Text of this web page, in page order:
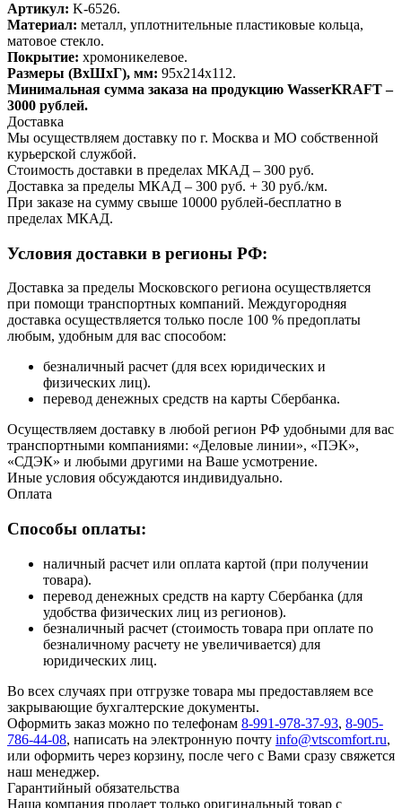
Артикул: K-6526.
Материал: металл, уплотнительные пластиковые кольца,
матовое стекло.
Покрытие: хромоникелевое.
Размеры (ВхШхГ), мм: 95х214х112.
Минимальная сумма заказа на продукцию WasserKRAFT –
3000 рублей.
Доставка
Мы осуществляем доставку по г. Москва и МО собственной
курьерской службой.
Стоимость доставки в пределах МКАД – 300 руб.
Доставка за пределы МКАД – 300 руб. + 30 руб./км.
При заказе на сумму свыше 10000 рублей-бесплатно в
пределах МКАД.
Условия доставки в регионы РФ:
Доставка за пределы Московского региона осуществляется
при помощи транспортных компаний. Междугородняя
доставка осуществляется только после 100 % предоплаты
любым, удобным для вас способом:
безналичный расчет (для всех юридических и
физических лиц).
перевод денежных средств на карты Сбербанка.
Осуществляем доставку в любой регион РФ удобными для вас
транспортными компаниями: «Деловые линии», «ПЭК»,
«СДЭК» и любыми другими на Ваше усмотрение.
Иные условия обсуждаются индивидуально.
Оплата
Способы оплаты:
наличный расчет или оплата картой (при получении
товара).
перевод денежных средств на карту Сбербанка (для
удобства физических лиц из регионов).
безналичный расчет (стоимость товара при оплате по
безналичному расчету не увеличивается) для
юридических лиц.
Во всех случаях при отгрузке товара мы предоставляем все
закрывающие бухгалтерские документы.
Оформить заказ можно по телефонам 8-991-978-37-93, 8-905-
786-44-08, написать на электронную почту info@vtscomfort.ru,
или оформить через корзину, после чего с Вами сразу свяжется
наш менеджер.
Гарантийный обязательства
Наша компания продает только оригинальный товар с